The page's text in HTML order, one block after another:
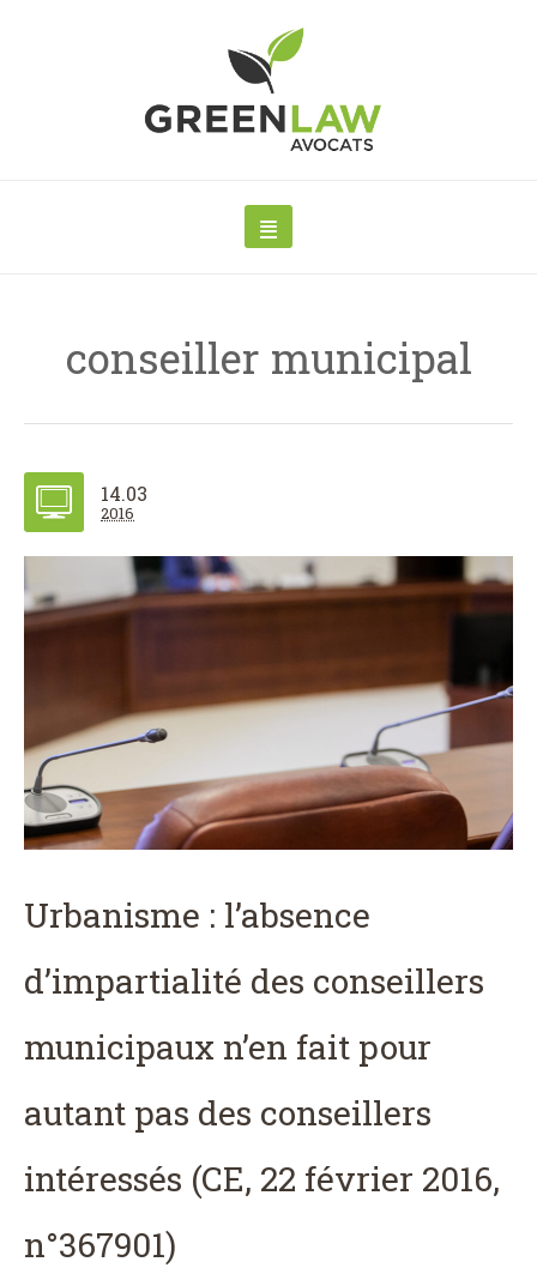
conseiller municipal
14.03
2016
Urbanisme : l’absence
d’impartialité des conseillers
municipaux n’en fait pour
autant pas des conseillers
intéressés (CE, 22 février 2016,
n°367901)